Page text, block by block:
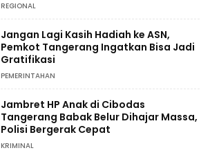
REGIONAL
Jangan Lagi Kasih Hadiah ke ASN,
Pemkot Tangerang Ingatkan Bisa Jadi
Gratifikasi
PEMERINTAHAN
Jambret HP Anak di Cibodas
Tangerang Babak Belur Dihajar Massa,
Polisi Bergerak Cepat
KRIMINAL